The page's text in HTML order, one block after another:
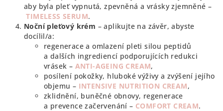
aby byla pleť vypnutá, zpevněná a vrásky zjemněné –
TIMELESS SERUM.
Noční pleťový krém – aplikujte na závěr, abyste
docílil/a:
regenerace a omlazení pleti silou peptidů
a dalších ingrediencí podporujících redukci
vrásek – ANTI-AGEING CREAM,
posílení pokožky, hluboké výživy a zvýšení jejího
objemu – INTENSIVE NUTRITION CREAM,
zklidnění, buněčné obnovy, regenerace
a prevence začervenání – COMFORT CREAM.